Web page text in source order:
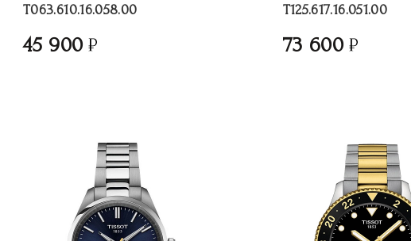
T063.610.16.058.00
45 900
T125.617.16.051.00
73 600